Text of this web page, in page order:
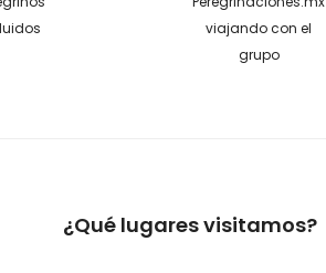
viajando con el
grupo
¿Qué lugares visitamos?